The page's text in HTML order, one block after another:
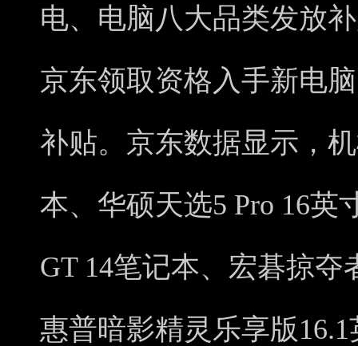
电、电脑八大品类发放
京东领取资格入手新电
补贴。京东数据显示，
本、华硕天选5 Pro 16英
GT 14笔记本、宏碁掠夺
惠普暗影精灵乐享版